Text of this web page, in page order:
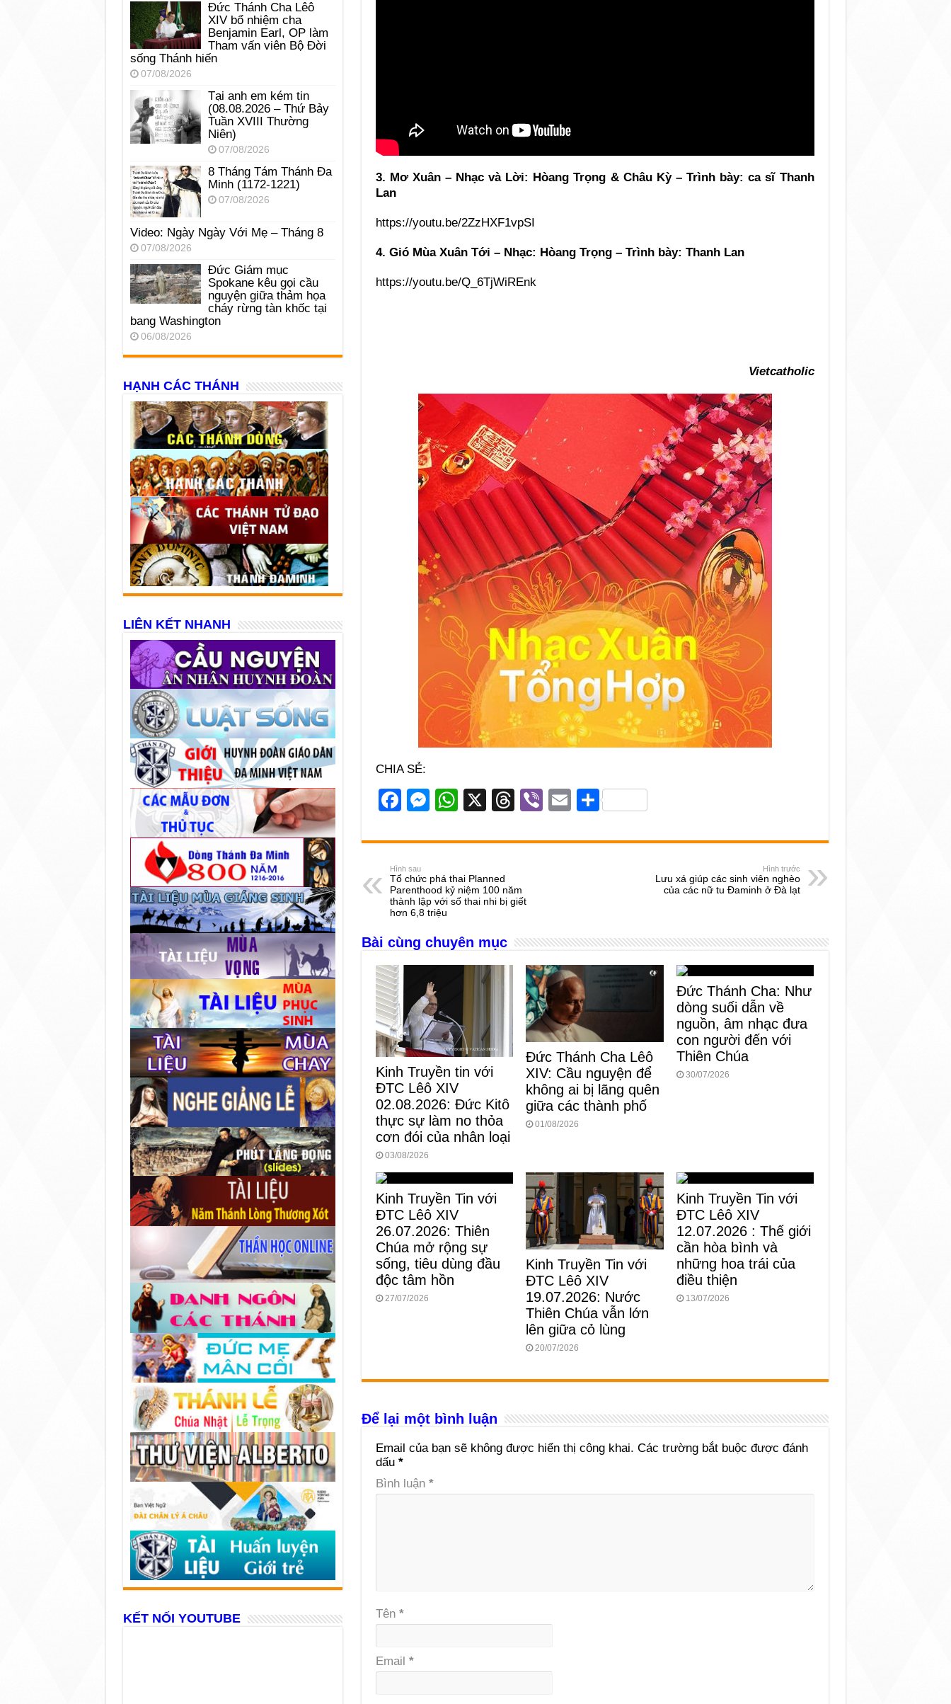
3. Mơ Xuân – Nhạc và Lời: Hòang Trọng & Châu Kỳ – Trình bày: ca sĩ Thanh
Lan
https://youtu.be/2ZzHXF1vpSI
4. Gió Mùa Xuân Tới – Nhạc: Hòang Trọng – Trình bày: Thanh Lan
https://youtu.be/Q_6TjWiREnk
Vietcatholic
CHIA SẺ:
F
c
e
b
o
o
k
M
ss
e
n
g
er
W
at
s
A
p
p
X
T
e
d
s
Vi
er
E
ail
S
ar
Hình sau
Tổ chức phá thai Planned
Parenthood kỷ niệm 100 năm
thành lập với số thai nhi bị giết
hơn 6,8 triệu
Hình trước
Lưu xá giúp các sinh viên nghèo
của các nữ tu Đaminh ở Đà lạt
Bài cùng chuyên mục
Kinh Truyền tin với
ĐTC Lêô XIV
02.08.2026: Đức Kitô
thực sự làm no thỏa
cơn đói của nhân loại
03/08/2026
Đức Thánh Cha Lêô
XIV: Cầu nguyện để
không ai bị lãng quên
giữa các thành phố
01/08/2026
Đức Thánh Cha: Như
dòng suối dẫn về
nguồn, âm nhạc đưa
con người đến với
Thiên Chúa
30/07/2026
Kinh Truyền Tin với
ĐTC Lêô XIV
26.07.2026: Thiên
Chúa mở rộng sự
sống, tiêu dùng đầu
độc tâm hồn
27/07/2026
Kinh Truyền Tin với
ĐTC Lêô XIV
19.07.2026: Nước
Thiên Chúa vẫn lớn
lên giữa cỏ lùng
20/07/2026
Kinh Truyền Tin với
ĐTC Lêô XIV
12.07.2026 : Thế giới
cần hòa bình và
những hoa trái của
điều thiện
13/07/2026
Để lại một bình luận
Email của bạn sẽ không được hiển thị công khai. Các trường bắt buộc được đánh
dấu *
Bình luận *
Tên *
Email *
Đức Thánh Cha Lêô
XIV bổ nhiệm cha
Benjamin Earl, OP làm
Tham vấn viên Bộ Đời
sống Thánh hiến
07/08/2026
Tại anh em kém tin
(08.08.2026 – Thứ Bảy
Tuần XVIII Thường
Niên)
07/08/2026
8 Tháng Tám Thánh Ða
Minh (1172-1221)
07/08/2026
Video: Ngày Ngày Với Mẹ – Tháng 8
07/08/2026
Đức Giám mục
Spokane kêu gọi cầu
nguyện giữa thảm họa
cháy rừng tàn khốc tại
bang Washington
06/08/2026
HẠNH CÁC THÁNH
LIÊN KẾT NHANH
KẾT NỐI YOUTUBE